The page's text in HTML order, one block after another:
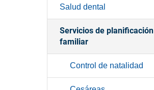
Salud dental
Servicios de planificación
familiar
Control de natalidad